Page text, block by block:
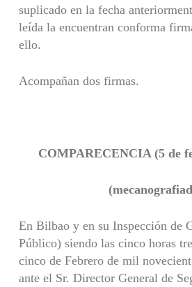
suplicado en la fecha
leída la encuentran conforma
ello.
Acompañan dos firmas.
COMPARECENCIA (5 de
En Bilbao y en su Inspección de
Público) siendo las cinco horas
cinco de Febrero de mil
ante el Sr. Director General de